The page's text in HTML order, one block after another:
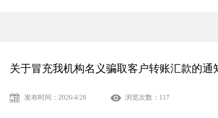
关于冒充我机构名义骗取客户转账汇款的通
发布时间：2026/4/28 浏览次数： 117